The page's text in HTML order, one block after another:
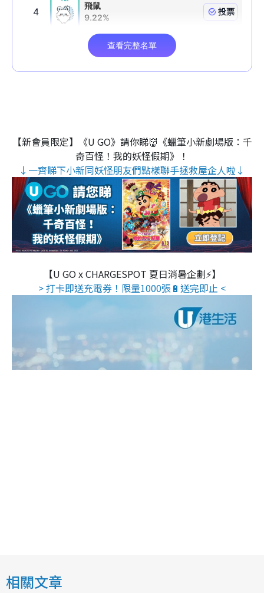
【新會員限定】《U GO》請你睇👹《蠟筆小新劇場版：千
奇百怪！我的妖怪假期》！
↓一齊睇下小新同妖怪朋友們點樣聯手拯救屋企人啦↓
【U GO x CHARGESPOT 夏日消暑企劃⚡】
> 打卡即送充電券！限量1000張🔋送完即止 <
相關文章